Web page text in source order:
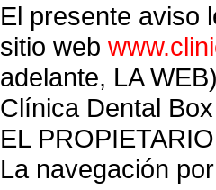
El presente aviso
sitio web
adelante, LA
Clínica Dental
EL
La navegación